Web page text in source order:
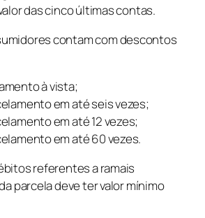
das cinco últimas contas.
contam com descontos
à vista;
em até seis vezes;
em até 12 vezes;
em até 60 vezes.
referentes a ramais
parcela deve ter valor mínimo